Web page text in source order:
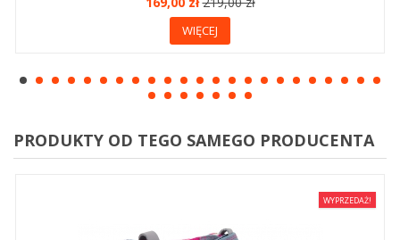
WIĘCEJ
PRODUKTY OD TEGO SAMEGO PRODUCENTA
WYPRZEDAŻ!